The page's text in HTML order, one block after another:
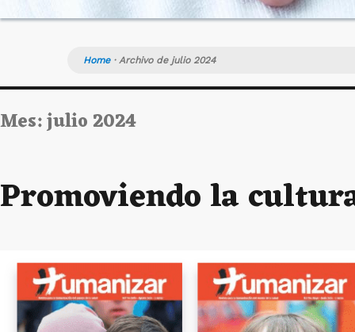
Home· Archivo de julio 2024
Mes:julio 2024
Promoviendo la